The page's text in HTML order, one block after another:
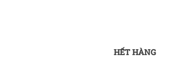
HẾT HÀNG